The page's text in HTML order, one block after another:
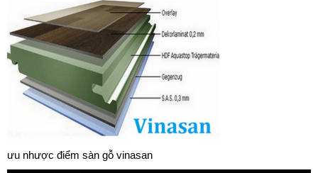
ưu nhược điểm sàn gỗ vinasan